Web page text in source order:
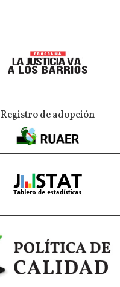
Registro de adopción